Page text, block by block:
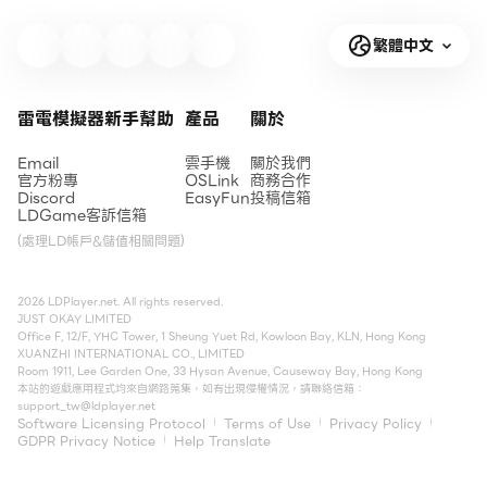
繁體中文
雷電模擬器新手幫助
Email
官方粉專
Discord
LDGame客訴信箱
(處理LD帳戶&儲值相關問題)
產品
雲手機
OSLink
EasyFun
關於
關於我們
商務合作
投稿信箱
2026 LDPlayer.net. All rights reserved.
JUST OKAY LIMITED
Office F, 12/F, YHC Tower, 1 Sheung Yuet Rd, Kowloon Bay, KLN, Hong Kong
XUANZHI INTERNATIONAL CO., LIMITED
Room 1911, Lee Garden One, 33 Hysan Avenue, Causeway Bay, Hong Kong
本站的遊戲應用程式均來自網路蒐集，如有出現侵權情況，請聯絡信箱：
support_tw@ldplayer.net
Software Licensing Protocol Terms of Use
Privacy Policy
GDPR Privacy Notice
Help Translate